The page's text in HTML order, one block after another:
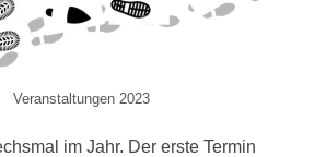
Veranstaltungen 2023
im Jahr. Der erste Termin